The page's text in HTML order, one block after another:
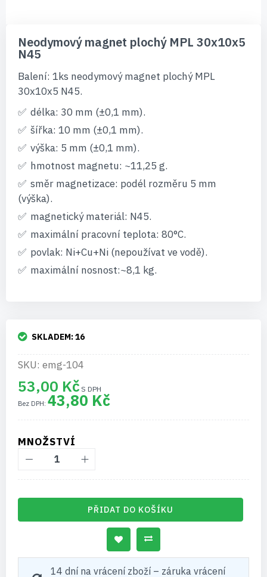
začátek
galerie
obrázky
Neodymový magnet plochý MPL 30x10x5
N45
Balení: 1ks neodymový magnet plochý MPL
30x10x5 N45.
délka: 30 mm (±0,1 mm).
šířka: 10 mm (±0,1 mm).
výška: 5 mm (±0,1 mm).
hmotnost magnetu: ~11,25 g.
směr magnetizace: podél rozměru 5 mm
(výška).
magnetický materiál: N45.
maximální pracovní teplota: 80°C.
povlak: Ni+Cu+Ni (nepoužívat ve vodě).
maximální nosnost:~8,1 kg.
SKLADEM:16
SKU: emg-104
53,00 Kč
43,80 Kč
MNOŽSTVÍ
PŘIDAT DO KOŠÍKU
14 dní na vrácení zboží – záruka vrácení